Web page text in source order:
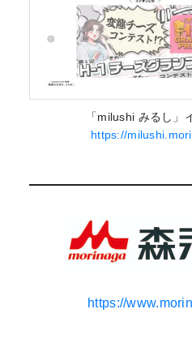
「milushi みるし」
https://
https://